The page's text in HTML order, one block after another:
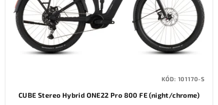
CUBE Stereo Hybrid ONE22 Pro 800 FE (night/chrome)
KÓD: 101170-S